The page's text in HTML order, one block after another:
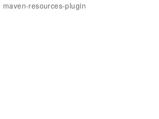
maven-resources-plugin